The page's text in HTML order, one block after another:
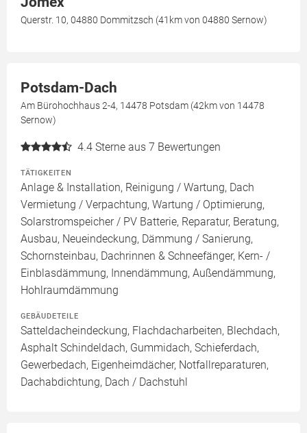
Querstr. 10, 04880 Dommitzsch (41km von 04880 Sernow)
Potsdam-Dach
Am Bürohochhaus 2-4, 14478 Potsdam (42km von 14478
Sernow)
4.4 Sterne aus 7 Bewertungen
TÄTIGKEITEN
Anlage & Installation, Reinigung / Wartung, Dach
Vermietung / Verpachtung, Wartung / Optimierung,
Solarstromspeicher / PV Batterie, Reparatur, Beratung,
Ausbau, Neueindeckung, Dämmung / Sanierung,
Schornsteinbau, Dachrinnen & Schneefänger, Kern- /
Einblasdämmung, Innendämmung, Außendämmung,
Hohlraumdämmung
GEBÄUDETEILE
Satteldacheindeckung, Flachdacharbeiten, Blechdach,
Asphalt Schindeldach, Gummidach, Schieferdach,
Gewerbedach, Eigenheimdächer, Notfallreparaturen,
Dachabdichtung, Dach / Dachstuhl